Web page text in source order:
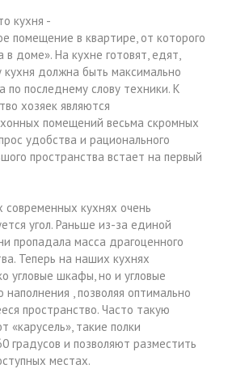
кухня -
помещение в квартире, от которого
в доме». На кухне готовят, едят,
должна быть максимально
по последнему слову техники. К
хозяек являются
помещений весьма скромных
удобства и рационального
пространства встает на первый
современных кухнях очень
угол. Раньше из-за единой
пропадала масса драгоценного
Теперь на наших кухнях
угловые шкафы, но и угловые
, позволяя оптимально
пространство. Часто такую
«карусель», такие полки
градусов и позволяют разместить
местах.